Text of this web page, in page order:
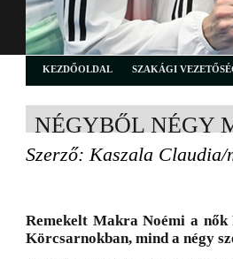
KEZDŐOLDAL SZAKÁGI
NÉGYBŐL NÉGY
Szerző: Kaszala
Remekelt Makra Noémi a nők
Körcsarnokban, mind a négy